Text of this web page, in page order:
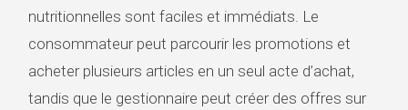
nutritionnelles sont faciles et immédiats. Le
consommateur peut parcourir les promotions et
acheter plusieurs articles en un seul acte d’achat,
tandis que le gestionnaire peut créer des offres sur